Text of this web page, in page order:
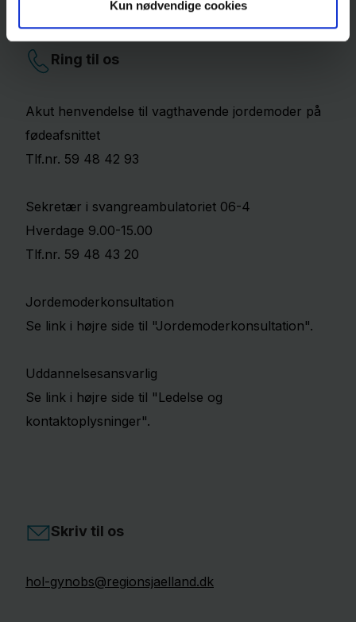
Kun nødvendige cookies
Ring til os
Akut henvendelse til vagthavende jordemoder på
fødeafsnittet
Tlf.nr. 59 48 42 93
Sekretær i svangreambulatoriet 06-4
Hverdage 9.00-15.00
Tlf.nr. 59 48 43 20
Jordemoderkonsultation
Se link i højre side til "Jordemoderkonsultation".
Uddannelsesansvarlig
Se link i højre side til "Ledelse og
kontaktoplysninger".
Skriv til os
hol-gynobs@regionsjaelland.dk